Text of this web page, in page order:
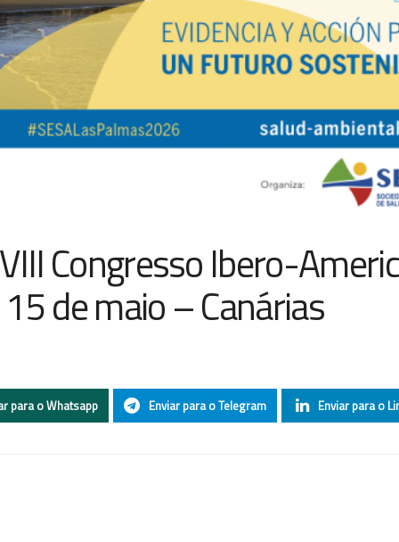
Congresso Ibero-
de maio – Canárias
para o Whatsapp Enviar para o Telegram Enviar para o